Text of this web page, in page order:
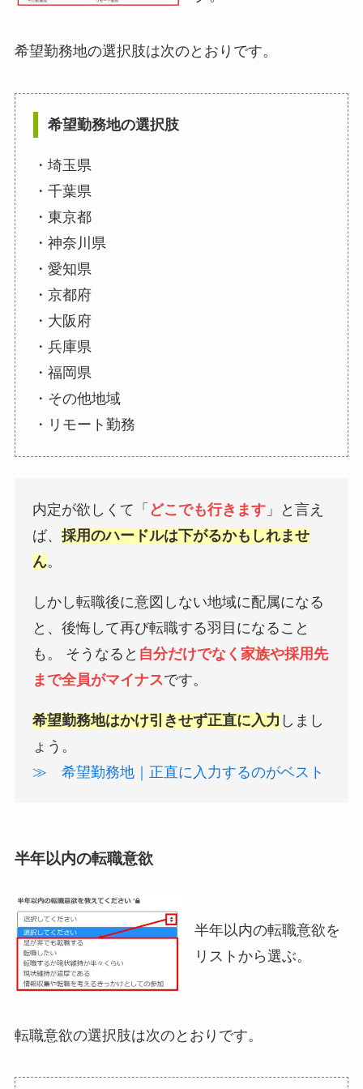
希望勤務地の選択肢は次のとおりです。
希望勤務地の選択肢
・埼玉県
・千葉県
・東京都
・神奈川県
・愛知県
・京都府
・大阪府
・兵庫県
・福岡県
・その他地域
・リモート勤務
内定が欲しくて「 どこでも行きます 」と言え
ば、採用のハードルは下がるかもしれませ
ん。
しかし転職後に意図しない地域に配属になる
と、後悔して再び転職する羽目になること
も。 そうなると 自分だけでなく家族や採用先
まで全員がマイナスです。
希望勤務地はかけ引きせず正直に入力 しまし
ょう。
≫ 希望勤務地｜正直に入力するのがベスト
半年以内の転職意欲
半年以内の転職意欲を
リストから選ぶ。
転職意欲の選択肢は次のとおりです。